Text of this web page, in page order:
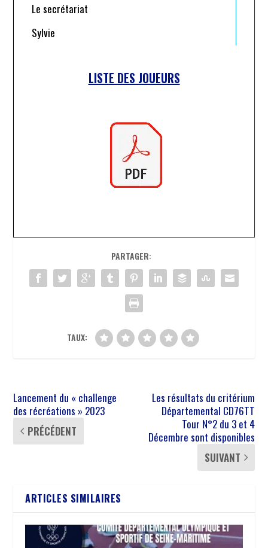
Le secrétariat
Sylvie
LISTE DES JOUEURS
PARTAGER:
TAUX:
Lancement du « challenge
des récréations » 2023
PRÉCÉDENT
Les résultats du critérium
Départemental CD76TT
Tour N°2 du 3 et 4
Décembre sont disponibles
SUIVANT
ARTICLES SIMILAIRES